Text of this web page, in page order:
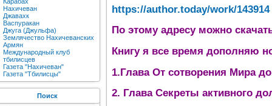
Нахичеван
Джавахк
Васпуракан
Джуга (Джульфа)
Землячество Нахичеванских
Армян
Международный клуб
тбилисцев
Газета "Нахичеван"
Газета "Тбилисцы"
Поиск
https://author.today/work/143914
По этому адресу можно
Книгу я все время дополняю
1.Глава От сотворения Мира
2. Глава Секреты активного